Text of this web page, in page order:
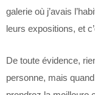
galerie où j’avais
leurs expositions, et
De toute évidence,
personne, mais